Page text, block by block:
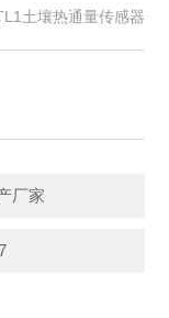
土壤热通量传感器
厂家